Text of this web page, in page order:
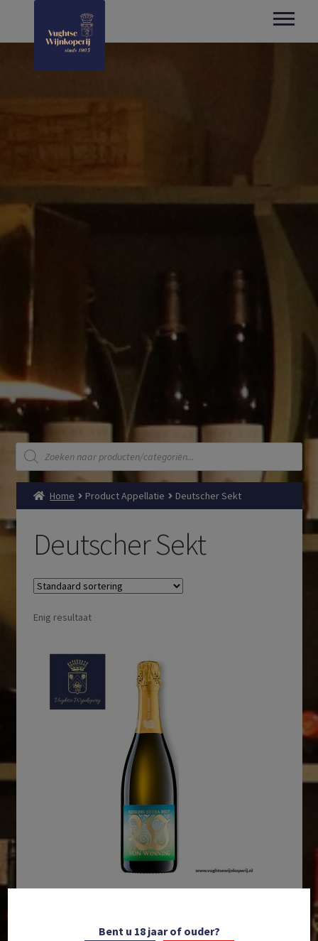
Producten
zoeken
Home Product Appellatie Deutscher Sekt
Deutscher Sekt
Enig resultaat
Bent u 18 jaar of ouder?